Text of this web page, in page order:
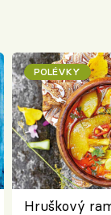
POLÉVKY
Hruškový